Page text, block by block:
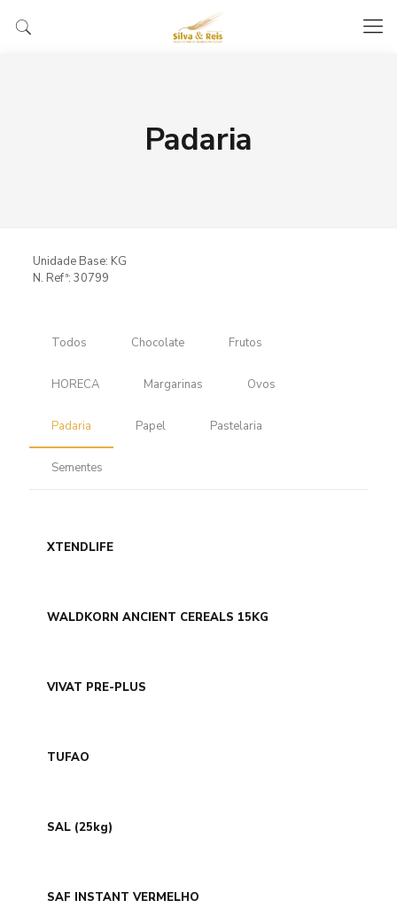
Padaria
Unidade Base: KG
N. Refª: 30799
Todos Chocolate Frutos
HORECA Margarinas Ovos
Padaria Papel Pastelaria
Sementes
XTENDLIFE
WALDKORN ANCIENT CEREALS 15KG
VIVAT PRE-PLUS
TUFAO
SAL (25kg)
SAF INSTANT VERMELHO